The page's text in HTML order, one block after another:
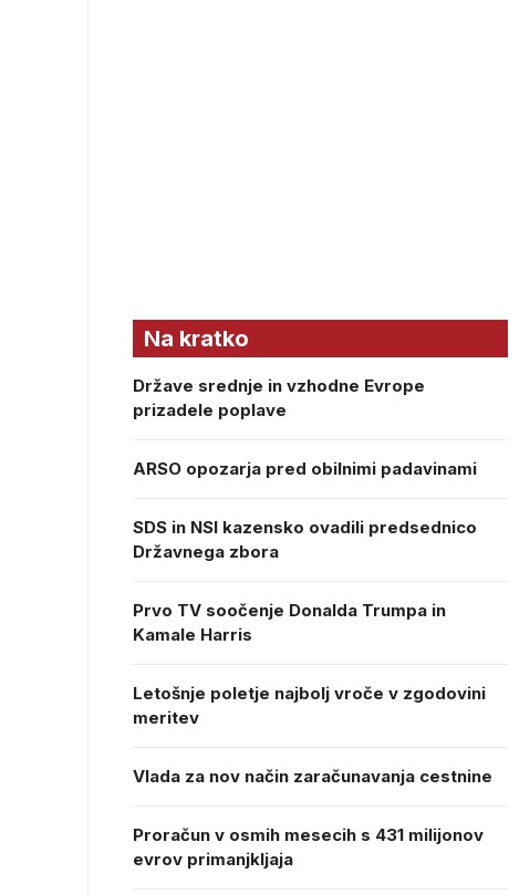
Na kratko
Države srednje in vzhodne Evrope
prizadele poplave
ARSO opozarja pred obilnimi padavinami
SDS in NSI kazensko ovadili predsednico
Državnega zbora
Prvo TV soočenje Donalda Trumpa in
Kamale Harris
Letošnje poletje najbolj vroče v zgodovini
meritev
Vlada za nov način zaračunavanja cestnine
Proračun v osmih mesecih s 431 milijonov
evrov primanjkljaja